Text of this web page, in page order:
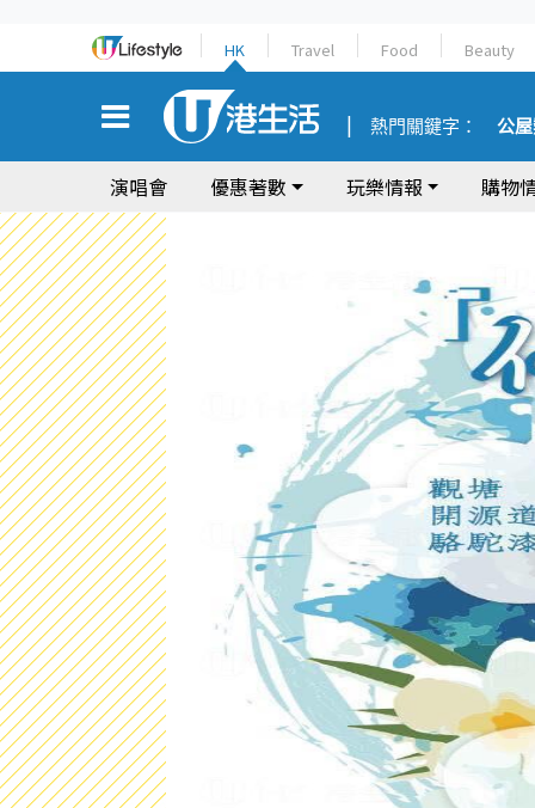
HK Travel Food Beauty
熱門關鍵字： 公
演唱會 優惠著數 玩樂情報 購物